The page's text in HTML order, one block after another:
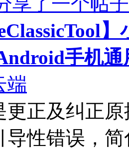
手机通
端
更正及纠正
导性错误，